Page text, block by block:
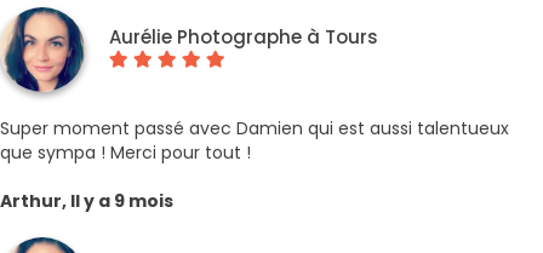
Aurélie Photographe à Tours
Super moment passé avec Damien qui est aussi talentueux
que sympa ! Merci pour tout !
Arthur, Il y a 9 mois